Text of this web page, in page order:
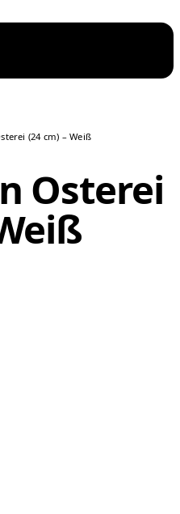
(24 cm) – Weiß
Osterei